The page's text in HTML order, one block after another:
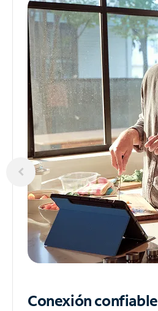
Conexión confiable